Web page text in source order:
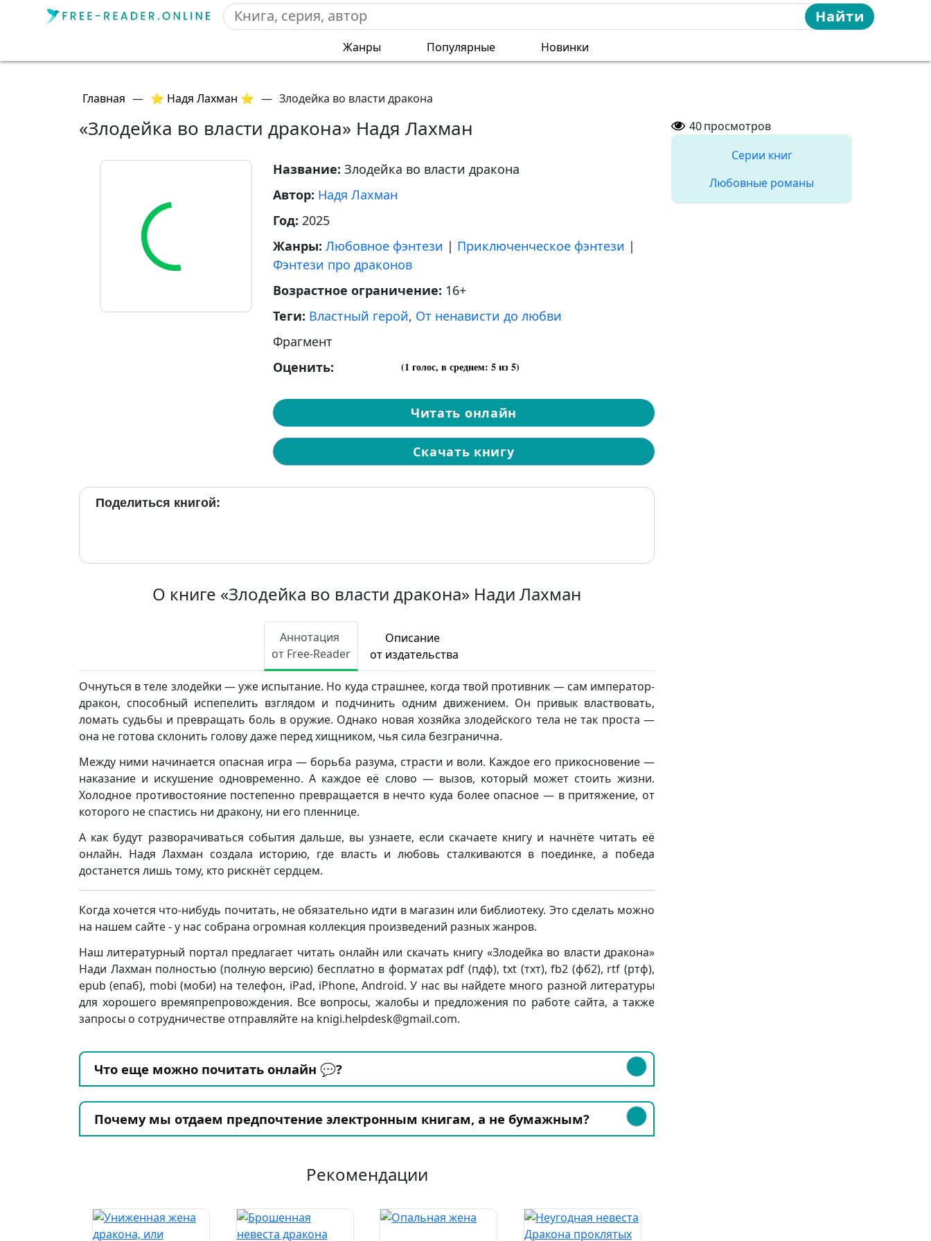
Найти
Жанры Популярные Новинки
Главная — ⭐ Надя Лахман ⭐ — Злодейка во власти дракона
«Злодейка во власти дракона» Надя Лахман
Название: Злодейка во власти дракона
Автор: Надя Лахман
Год: 2025
Жанры: Любовное фэнтези | Приключенческое фэнтези |
Фэнтези про драконов
Возрастное ограничение: 16+
Теги: Властный герой, От ненависти до любви
Фрагмент
Оценить:
(1 голос, в среднем: 5из 5)
Читать онлайн
Скачать книгу
Поделиться книгой:
О книге «Злодейка во власти дракона» Нади Лахман
Аннотация
от Free-Reader
Описание
от издательства
Очнуться в теле злодейки — уже испытание. Но куда страшнее, когда твой противник — сам император-
дракон, способный испепелить взглядом и подчинить одним движением. Он привык властвовать,
ломать судьбы и превращать боль в оружие. Однако новая хозяйка злодейского тела не так проста —
она не готова склонить голову даже перед хищником, чья сила безгранична.
Между ними начинается опасная игра — борьба разума, страсти и воли. Каждое его прикосновение —
наказание и искушение одновременно. А каждое её слово — вызов, который может стоить жизни.
Холодное противостояние постепенно превращается в нечто куда более опасное — в притяжение, от
которого не спастись ни дракону, ни его пленнице.
А как будут разворачиваться события дальше, вы узнаете, если скачаете книгу и начнёте читать её
онлайн. Надя Лахман создала историю, где власть и любовь сталкиваются в поединке, а победа
достанется лишь тому, кто рискнёт сердцем.
Когда хочется что-нибудь почитать, не обязательно идти в магазин или библиотеку. Это сделать можно
на нашем сайте - у нас собрана огромная коллекция произведений разных жанров.
Наш литературный портал предлагает читать онлайн или скачать книгу «Злодейка во власти дракона»
Нади Лахман полностью (полную версию) бесплатно в форматах pdf (пдф), txt (тхт), fb2 (фб2), rtf (ртф),
epub (епаб), mobi (моби) на телефон, iPad, iPhone, Android. У нас вы найдете много разной литературы
для хорошего времяпрепровождения. Все вопросы, жалобы и предложения по работе сайта, а также
запросы о сотрудничестве отправляйте на knigi.helpdesk@gmail.com.
Что еще можно почитать онлайн 💬?
Почему мы отдаем предпочтение электронным книгам, а не бумажным?
Рекомендации
40просмотров
Серии книг
Любовные романы